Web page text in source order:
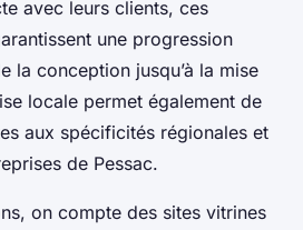
avec leurs clients, ces
une progression
la conception jusqu’à la mise
locale permet également de
aux spécificités régionales et
de Pessac.
on compte des sites vitrines